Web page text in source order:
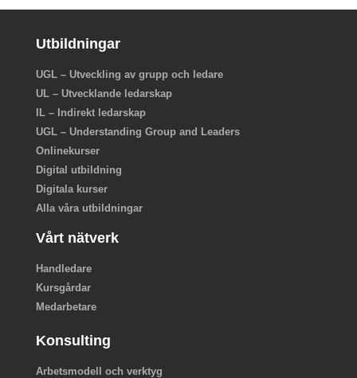
Utbildningar
UGL – Utveckling av grupp och ledare
UL – Utvecklande ledarskap
IL – Indirekt ledarskap
UGL – Understanding Group and Leaders
Onlinekurser
Digital utbildning
Digitala kurser
Alla våra utbildningar
Vårt nätverk
Handledare
Kursgårdar
Medarbetare
Konsulting
Arbetsmodell och verktyg